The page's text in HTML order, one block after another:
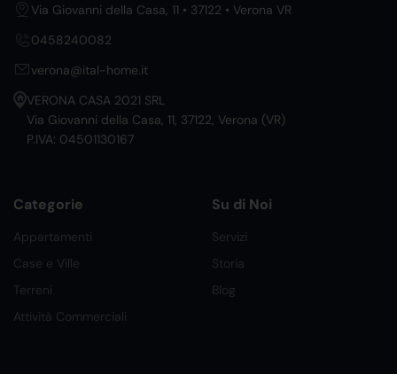
Via Giovanni della Casa, 11 • 37122 • Verona VR
0458240082
verona@ital-home.it
VERONA CASA 2021 SRL
Via Giovanni della Casa, 11, 37122, Verona (VR)
P.IVA: 04501130167
Categorie
Appartamenti
Case e Ville
Terreni
Attività Commerciali
Su di Noi
Servizi
Storia
Blog